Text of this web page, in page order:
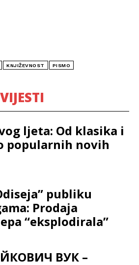
KNJIŽEVNOST PISMO
ljeta: Od klasika i
popularnih novih
publiku
Prodaja
“eksplodirala”
ВУК –